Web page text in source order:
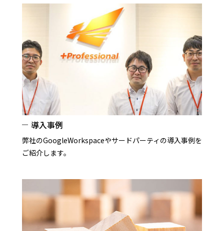
導入事例
弊社のGoogleWorkspaceやサードパーティの導入事例を
ご紹介します。